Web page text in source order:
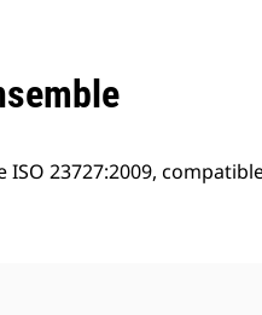
23727:2009,